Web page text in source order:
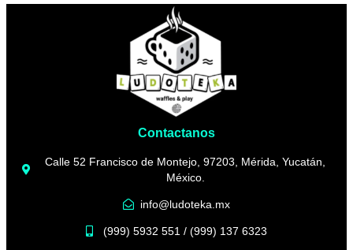
Contactanos
Calle 52 Francisco de Montejo, 97203, Mérida, Yucatán,
México.
info@ludoteka.mx
(999) 5932 551 / (999) 137 6323